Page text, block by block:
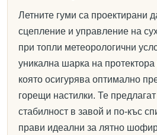
Летните гуми са проектирани
сцепление и управление на
при топли метеорологични
уникална шарка на протектора
която осигурява оптимално
горещи настилки. Те
стабилност в завой и по-къс
прави идеални за лятно